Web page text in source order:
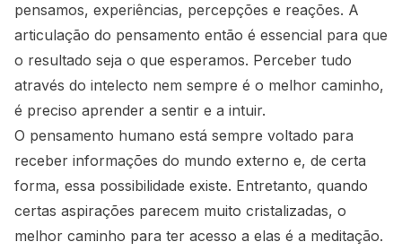
pensamos, experiências, percepções e reações. A
articulação do pensamento então é essencial para que
o resultado seja o que esperamos. Perceber tudo
através do intelecto nem sempre é o melhor caminho,
é preciso aprender a sentir e a intuir.
O pensamento humano está sempre voltado para
receber informações do mundo externo e, de certa
forma, essa possibilidade existe. Entretanto, quando
certas aspirações parecem muito cristalizadas, o
melhor caminho para ter acesso a elas é a meditação.